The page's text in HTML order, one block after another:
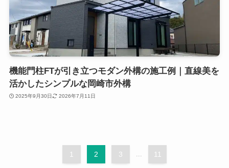
機能門柱FTが引き立つモダン外構の施工例｜直線美を
活かしたシンプルな岡崎市外構
2025年9月30日 2026年7月11日
1 2 3 11